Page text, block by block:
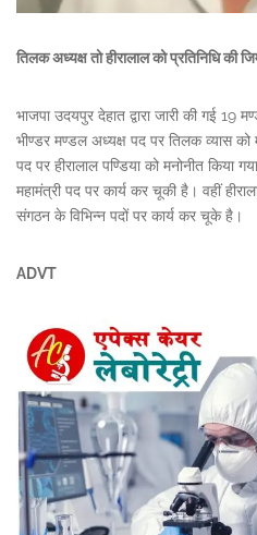
तिलक अध्यक्ष तो हीरालाल को प्रतिनिधि की
भाजपा उदयपुर देहात द्वारा जारी की गई 19
भीण्डर मण्डल अध्यक्ष पद पर तिलक व्यास को
पद पर हीरालाल पण्डिया को मनोनीत
महामंत्री पद पर कार्य कर चूकी है। वहीं
संगठन के विभिन्न पदों पर कार्य कर चूके है।
ADVT